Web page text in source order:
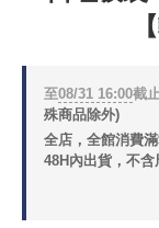
至08/31 16:00截
殊商品除外)
全店，全館消費
48H內出貨，不含